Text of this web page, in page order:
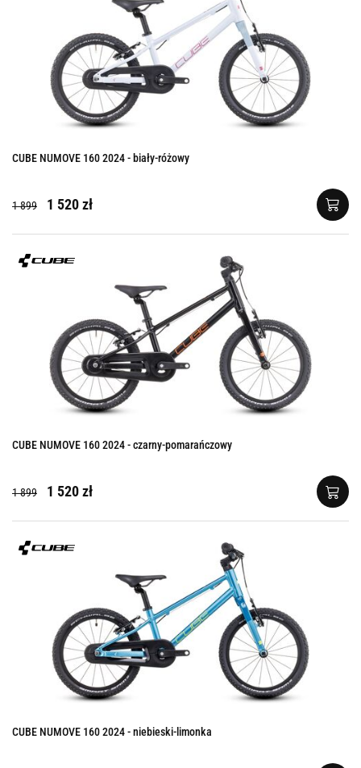
CUBE NUMOVE 160 2024 - biały-różowy
1 899 1 520 zł
CUBE NUMOVE 160 2024 - czarny-pomarańczowy
1 899 1 520 zł
CUBE NUMOVE 160 2024 - niebieski-limonka